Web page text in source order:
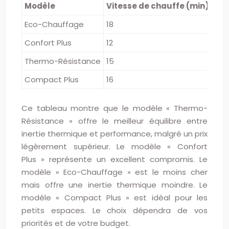
Modèle Vitesse de chauffe (min)
Eco-Chauffage
18
Confort Plus
12
Thermo-Résistance 15
Compact Plus
16
Ce tableau montre que le modèle « Thermo-
Résistance » offre le meilleur équilibre entre
inertie thermique et performance, malgré un prix
légèrement supérieur. Le modèle « Confort
Plus » représente un excellent compromis. Le
modèle « Eco-Chauffage » est le moins cher
mais offre une inertie thermique moindre. Le
modèle « Compact Plus » est idéal pour les
petits espaces. Le choix dépendra de vos
priorités et de votre budget.